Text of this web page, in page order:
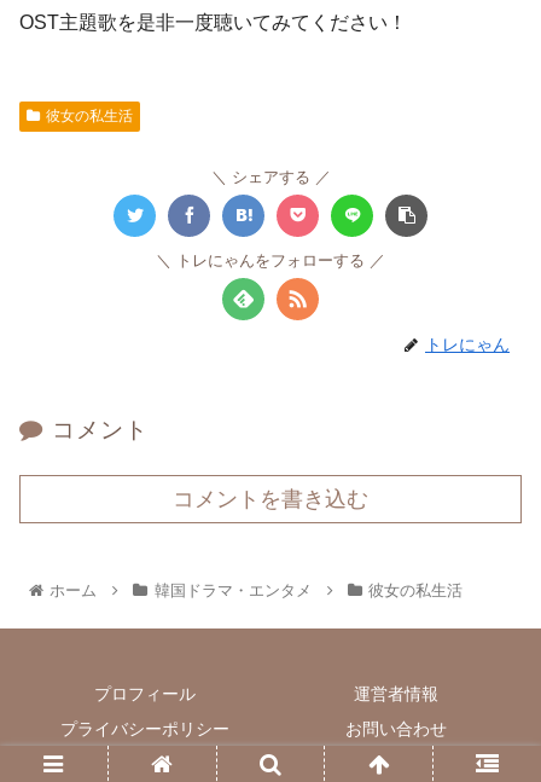
OST主題歌を是非一度聴いてみてください！
彼女の私生活
シェアする
トレにゃんをフォローする
トレにゃん
コメント
コメントを書き込む
ホーム 韓国ドラマ・エンタメ 彼女の私生活
プロフィール
運営者情報
プライバシーポリシー
お問い合わせ
© 2020 トレンド日和.